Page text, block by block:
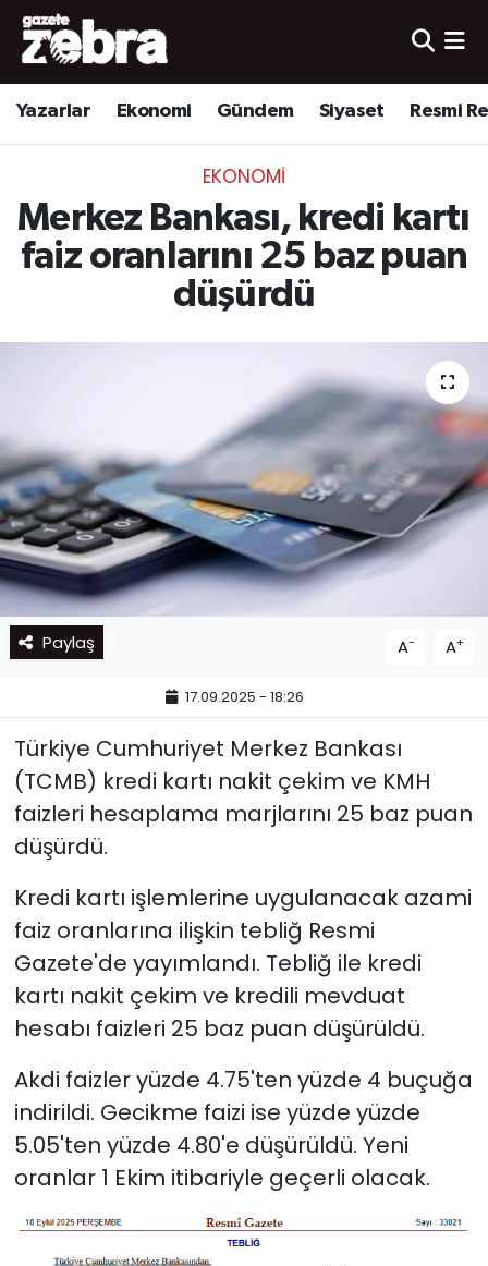
Yazarlar Ekonomi Gündem Siyaset Resmi
EKONOMI
Merkez Bankası, kredi kartı
faiz oranlarını 25 baz puan
düşürdü
Paylaş A- A+
17.09.2025 - 18:26
Türkiye Cumhuriyet Merkez Bankası
(TCMB) kredi kartı nakit çekim ve KMH
faizleri hesaplama marjlarını 25 baz puan
düşürdü.
Kredi kartı işlemlerine uygulanacak azami
faiz oranlarına ilişkin tebliğ Resmi
Gazete'de yayımlandı. Tebliğ ile kredi
kartı nakit çekim ve kredili mevduat
hesabı faizleri 25 baz puan düşürüldü.
Akdi faizler yüzde 4.75'ten yüzde 4 buçuğa
indirildi. Gecikme faizi ise yüzde yüzde
5.05'ten yüzde 4.80'e düşürüldü. Yeni
oranlar 1 Ekim itibariyle geçerli olacak.
Yazarlar
Ekonomi
Yerel
Nöbetçi Eczaneler
Hava Durumu
Süper Lig Puan Durumu ve Fikstür
Tüm Manşetler